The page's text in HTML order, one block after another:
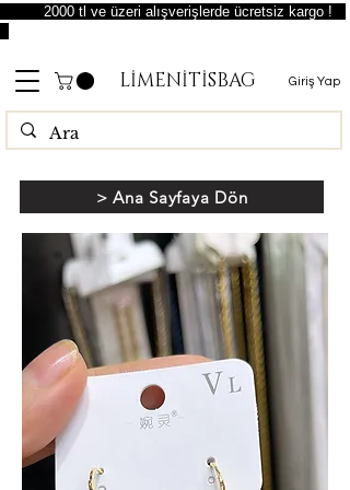
LİMENİTİSBAG Giriş Yap
2000 tl ve üzeri alışverişlerde ücretsiz kargo !
> Ana Sayfaya Dön